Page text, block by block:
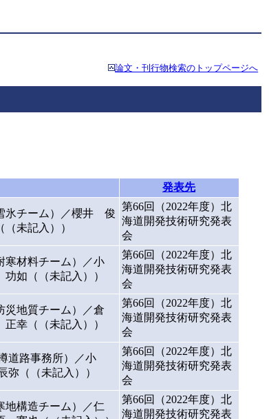
論文・刊行物検索のトップページへ
発表先
チーム）／櫻井 俊
未記入））
第66回（2022年度）北
海道開発技術研究発表
会
材料チーム）／小
（（未記入））
第66回（2022年度）北
海道開発技術研究発表
会
地質チーム）／倉
幸（（未記入））
第66回（2022年度）北
海道開発技術研究発表
会
道路事務所）／小
（（未記入））
第66回（2022年度）北
海道開発技術研究発表
会
構造チーム）／仁
第66回（2022年度）北
海道開発技術研究発表